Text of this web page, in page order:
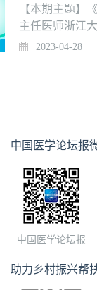
【本期主题】
主任医师浙江
则2、转移性结
2023-04-28
中国医学论坛报
中国医学论坛报
助力乡村振兴帮